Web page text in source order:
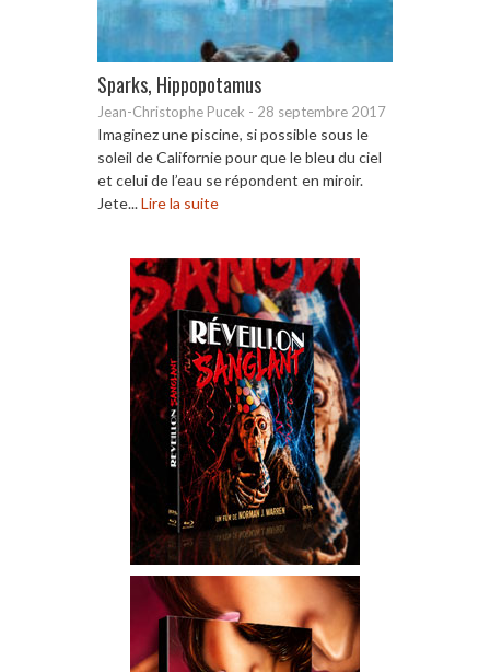
Sparks, Hippopotamus
Jean-Christophe Pucek - 28 septembre 2017
Imaginez une piscine, si possible sous le
soleil de Californie pour que le bleu du ciel
et celui de l’eau se répondent en miroir.
Jete...Lire la suite